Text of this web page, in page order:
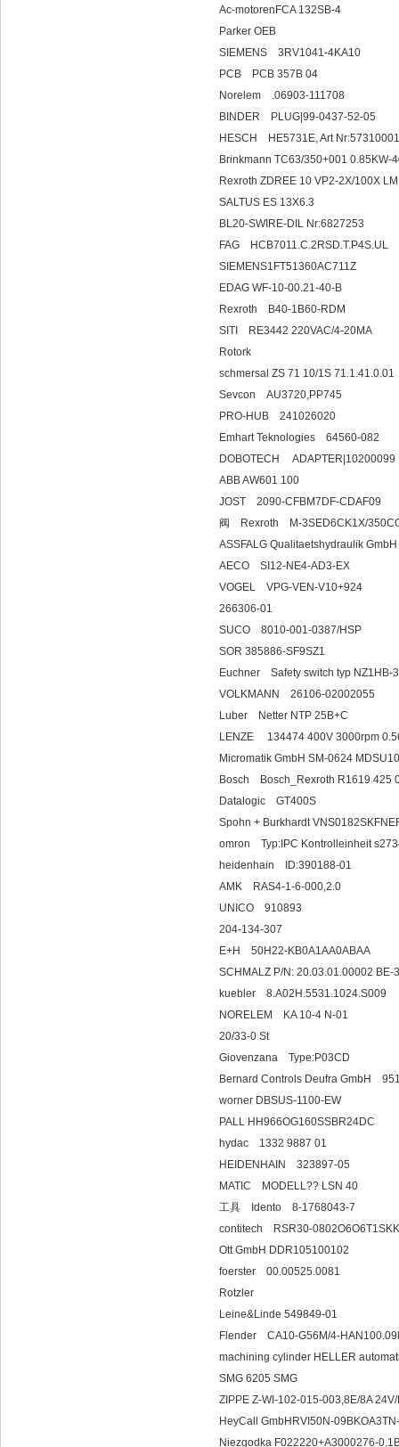
Ac-motorenFCA 132SB-4
Parker OEB
SIEMENS
PCB PCB
Norelem
BINDER
HESCH HE5731E, Art
Brinkmann TC63/350+001 0.85KW-
Rexroth ZDREE 10 VP2-2X/
SALTUS ES 13X6.3
BL20-SWIRE-DIL Nr:6827253
FAG HCB7011.C.2RSD.T.P4S.UL
SIEMENS1FT51360AC711Z
EDAG WF-10-00.21-40-B
Rexroth B40-1B60-RDM
SITI RE3442 220VAC/4-20MA
Rotork
schmersal ZS 71 10/1S
Sevcon
PRO-HUB 241026020
Emhart Teknologies 64560-082
DOBOTECH
ABB AW601 100
JOST 2090-CFBM7DF-CDAF09
阀 Rexroth M-3SED6CK1X/
ASSFALG Qualitaetshydraulik
AECO SI12-
VOGEL VPG-
266306-01
SUCO 8010-
SOR 385886-SF9SZ1
Euchner Safety
VOLKMANN 26106-02002055
Luber Netter
LENZE 134474 400V 3000rpm
Micromatik GmbH SM-0624
Bosch
Datalogic GT400S
Spohn + Burkhardt
omron Typ:IPC Kontrolleinheit
heidenhain ID:390188-01
AMK RAS4-1-6-000,2.0
UNICO
204-134-307
E+H 50H22-KB0A1AA0ABAA
SCHMALZ P/N: 20.03.01.00002
kuebler
NORELEM KA 10-4 N-01
20/33-0 St
Giovenzana Type:P03CD
Bernard Controls Deufra GmbH
worner DBSUS-1100-EW
PALL HH966OG160SSBR24DC
hydac 1332 9887 01
HEIDENHAIN
MATIC MODELL?? LSN 40
工具 Idento 8-1768043-7
contitech RSR30-
Ott GmbH DDR105100102
foerster 00.00525.0081
Rotzler
Leine&Linde 549849-01
Flender CA10-G56M/4-
machining cylinder
SMG 6205 SMG
ZIPPE Z-WI-102-015-003,8E/
HeyCall GmbHRVI50N-
Niezgodka F022220+A3000276-